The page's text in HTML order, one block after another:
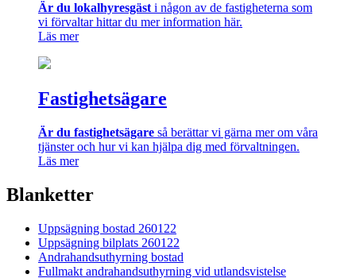
Är du lokalhyresgäst i någon av de fastigheterna som
vi förvaltar hittar du mer information här.
Läs mer
Fastighetsägare
Är du fastighetsägare så berättar vi gärna mer om våra
tjänster och hur vi kan hjälpa dig med förvaltningen.
Läs mer
Blanketter
Uppsägning bostad 260122
Uppsägning bilplats 260122
Andrahandsuthyrning bostad
Fullmakt andrahandsuthyrning vid utlandsvistelse